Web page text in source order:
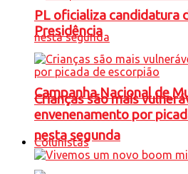
Campanha Nacional de
nesta segunda
PL oficializa candidatura
Presidência
Crianças são mais
envenenamento por
Colunistas